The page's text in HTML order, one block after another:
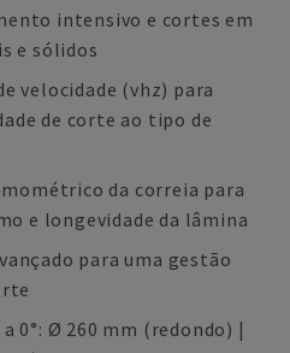
intensivo e cortes em
e sólidos
velocidade (vhz) para
de corte ao tipo de
da correia para
e longevidade da lâmina
para uma gestão
0°: Ø 260 mm (redondo) |